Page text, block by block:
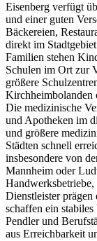
Eisenberg verfügt
und einer guten
Bäckereien,
direkt im
Familien stehen
Schulen im Ort zur
größere
Kirchheimbolanden
Die medizinische
und Apotheken im
und größere
Städten schnell
insbesondere von
Mannheim oder
Dienstleister
schaffen ein
Pendler und
aus Erreichbarkeit